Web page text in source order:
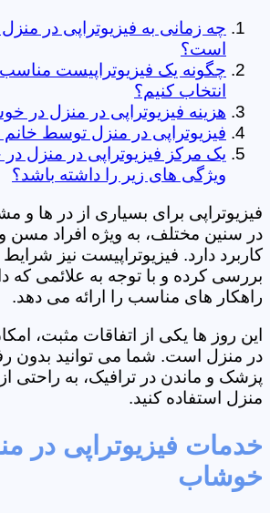
چه زمانی به فیزیوتراپی در
است؟
چگونه یک فیزیوتراپیست
انتخاب کنیم؟
هزینه فیزیوتراپی در منزل
فیزیوتراپی در منزل توسط
یک مرکز فیزیوتراپی در منزل
ویژگی های زیر را داشته باشد؟
فیزیوتراپی برای بسیاری از در ها و
در سنین مختلف، به ویژه افراد مسن
کاربرد دارد. فیزیوتراپیست نیز
بررسی کرده و با توجه به علائمی که
راهکار های مناسب را ارائه می دهد.
این روز ها یکی از اتفاقات مثبت،
در منزل است. شما می توانید بدون
پزشک و ماندن در ترافیک، به راحتی
منزل استفاده کنید.
خدمات فیزیوتراپی در
خوشاب